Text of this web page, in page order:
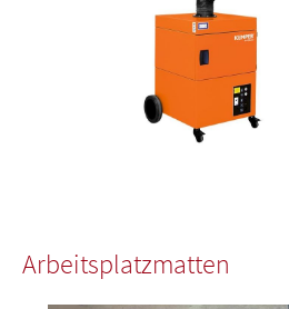
Arbeitsplatzmatten